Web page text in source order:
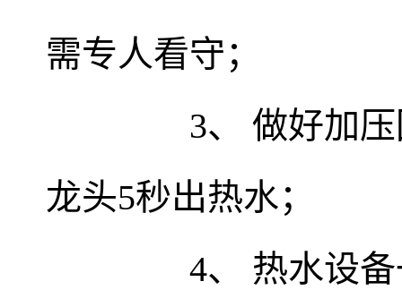
需专人看守；
3、 做好加压回
龙头5秒出热水；
4、 热水设备一